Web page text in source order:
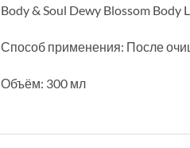
Body & Soul Dewy Blossom Body
Способ применения: После
Объём: 300 мл